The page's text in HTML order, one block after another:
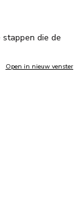
die de
Open in nieuw venster